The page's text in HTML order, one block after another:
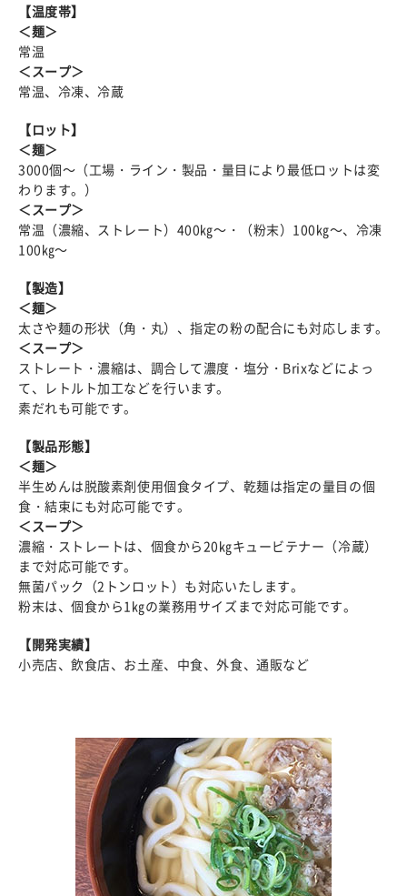
【温度帯】
＜麺＞
常温
＜スープ＞
常温、冷凍、冷蔵
【ロット】
＜麺＞
3000個～（工場・ライン・製品・量目により最低ロットは変
わります。）
＜スープ＞
常温（濃縮、ストレート）400㎏～・（粉末）100㎏～、冷凍
100㎏～
【製造】
＜麺＞
太さや麺の形状（角・丸）、指定の粉の配合にも対応します。
＜スープ＞
ストレート・濃縮は、調合して濃度・塩分・Brixなどによっ
て、レトルト加工などを行います。
素だれも可能です。
【製品形態】
＜麺＞
半生めんは脱酸素剤使用個食タイプ、乾麺は指定の量目の個
食・結束にも対応可能です。
＜スープ＞
濃縮・ストレートは、個食から20㎏キュービテナー（冷蔵）
まで対応可能です。
無菌パック（2トンロット）も対応いたします。
粉末は、個食から1㎏の業務用サイズまで対応可能です。
【開発実績】
小売店、飲食店、お土産、中食、外食、通販など